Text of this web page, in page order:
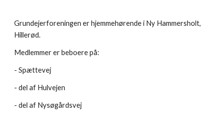
Grundejerforeningen er hjemmehørende i Ny Hammersholt,
Hillerød.
Medlemmer er beboere på:
- Spættevej
- del af Hulvejen
- del af Nysøgårdsvej